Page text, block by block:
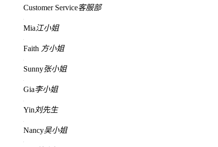
Customer Service客服部
Mia江小姐
Faith 方小姐
Sunny张小姐
Gia李小姐
Yin 刘先生
Nancy吴小姐